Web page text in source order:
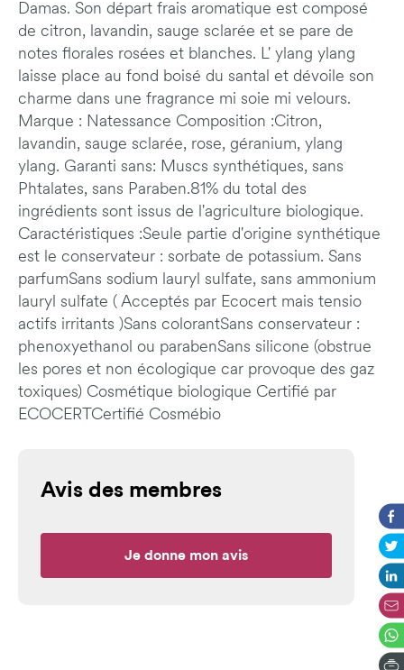
Damas. Son départ frais aromatique est composé
de citron, lavandin, sauge sclarée et se pare de
notes florales rosées et blanches. L' ylang ylang
laisse place au fond boisé du santal et dévoile son
charme dans une fragrance mi soie mi velours.
Marque : Natessance Composition :Citron,
lavandin, sauge sclarée, rose, géranium, ylang
ylang. Garanti sans: Muscs synthétiques, sans
Phtalates, sans Paraben.81% du total des
ingrédients sont issus de l'agriculture biologique.
Caractéristiques :Seule partie d'origine synthétique
est le conservateur : sorbate de potassium. Sans
parfumSans sodium lauryl sulfate, sans ammonium
lauryl sulfate ( Acceptés par Ecocert mais tensio
actifs irritants )Sans colorantSans conservateur :
phenoxyethanol ou parabenSans silicone (obstrue
les pores et non écologique car provoque des gaz
toxiques) Cosmétique biologique Certifié par
ECOCERTCertifié Cosmébio
Avis des membres
Je donne mon avis